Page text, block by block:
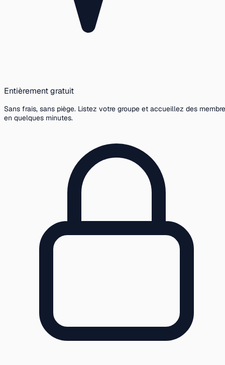
Entièrement gratuit
Sans frais, sans piège. Listez votre groupe et accueillez des
en quelques minutes.